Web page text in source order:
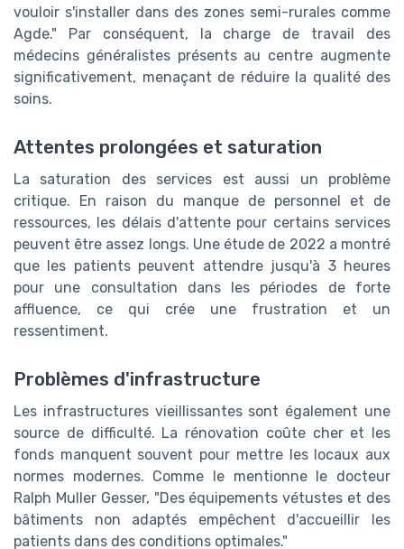
vouloir s'installer dans des zones semi-rurales comme
Agde." Par conséquent, la charge de travail des
médecins généralistes présents au centre augmente
significativement, menaçant de réduire la qualité des
soins.
Attentes prolongées et saturation
La saturation des services est aussi un problème
critique. En raison du manque de personnel et de
ressources, les délais d'attente pour certains services
peuvent être assez longs. Une étude de 2022 a montré
que les patients peuvent attendre jusqu'à 3 heures
pour une consultation dans les périodes de forte
affluence, ce qui crée une frustration et un
ressentiment.
Problèmes d'infrastructure
Les infrastructures vieillissantes sont également une
source de difficulté. La rénovation coûte cher et les
fonds manquent souvent pour mettre les locaux aux
normes modernes. Comme le mentionne le docteur
Ralph Muller Gesser, "Des équipements vétustes et des
bâtiments non adaptés empêchent d'accueillir les
patients dans des conditions optimales."